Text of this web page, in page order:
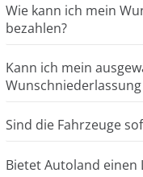
Wie kann ich mein
bezahlen?
Kann ich mein
Sind die Fahrzeuge
Bietet Autoland einen